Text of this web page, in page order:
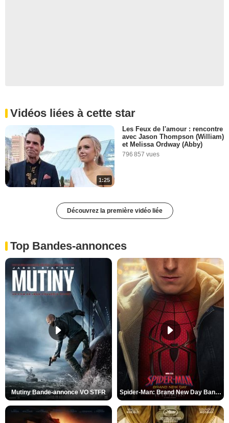
Vidéos liées à cette star
1:25
Les Feux de l'amour : rencontre
avec Jason Thompson (William)
et Melissa Ordway (Abby)
796 857 vues
Découvrez la première vidéo liée
Top Bandes-annonces
Mutiny Bande-annonce VO STFR Spider-Man: Brand New Day Bande-annonce VO STFR